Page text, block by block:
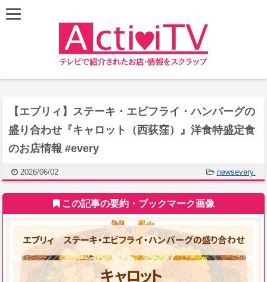
【エブリィ】ステーキ・エビフライ・ハンバーグの
盛り合わせ『キャロット（西荻窪）』洋食特盛定食
のお店情報 #every
2026/06/02 newsevery.
この記事の要約・ブックマーク画像